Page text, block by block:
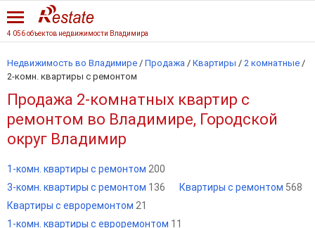
4 056 объектов недвижимости Владимира
Недвижимость во Владимире / Продажа / Квартиры / 2 комнатные /
2-комн. квартиры с ремонтом
Продажа 2-комнатных квартир с
ремонтом во Владимире, Городской
округ Владимир
1-комн. квартиры с ремонтом 200
3-комн. квартиры с ремонтом 136 Квартиры с ремонтом 568
Квартиры с евроремонтом 21
1-комн. квартиры с евроремонтом 11